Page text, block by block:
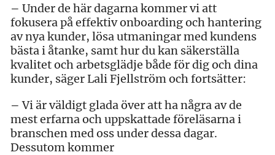
– Under de här dagarna kommer vi att
fokusera på effektiv onboarding och hantering
av nya kunder, lösa utmaningar med kundens
bästa i åtanke, samt hur du kan säkerställa
kvalitet och arbetsglädje både för dig och dina
kunder, säger Lali Fjellström och fortsätter:
– Vi är väldigt glada över att ha några av de
mest erfarna och uppskattade föreläsarna i
branschen med oss under dessa dagar.
Dessutom kommer